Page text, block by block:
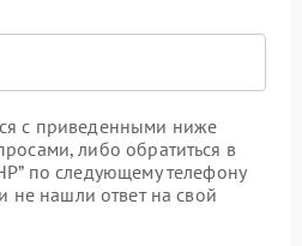
с приведенными ниже
либо обратиться в
по следующему телефону
не нашли ответ на свой